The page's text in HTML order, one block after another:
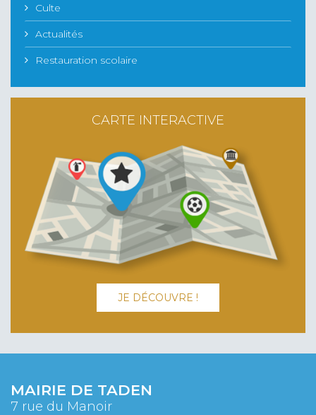
Culte
Actualités
Restauration scolaire
CARTE INTERACTIVE
JE DÉCOUVRE !
MAIRIE DE TADEN
7 rue du Manoir